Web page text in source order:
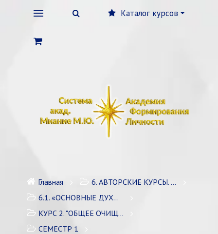
Каталог курсов
Главная
6. АВТОРСКИЕ КУРСЫ. ЭЗОТЕРИКА/ДУХОВНОЕ РАЗВИТИЕ
6.1. «ОСНОВНЫЕ ДУХОВНЫЕ ПРАКТИКИ» / 4 курса
КУРС 2. "ОБЩЕЕ ОЧИЩЕНИЕ И УСИЛЕНИЕ"
СЕМЕСТР 1